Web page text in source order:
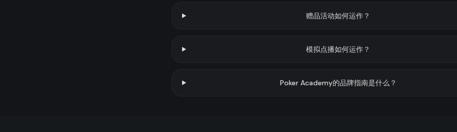
赠品活动如何运作？
模拟点播如何运作？
Poker Academy的品牌指南是什么？